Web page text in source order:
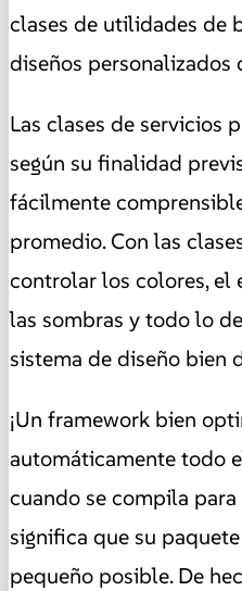
clases de utilidades de
diseños personalizados
Las clases de servicios
según su finalidad
fácilmente
promedio. Con las
controlar los colores, el
las sombras y todo lo
sistema de diseño bien
¡Un framework bien
automáticamente todo
cuando se compila
significa que su
pequeño posible. De